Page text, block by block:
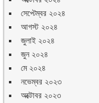
সেপ্টেম্বর ২০২৪
আগস্ট ২০২৪
জুলাই ২০২৪
জুন ২০২৪
মে ২০২৪
নভেম্বর ২০২৩
অক্টোবর ২০২৩